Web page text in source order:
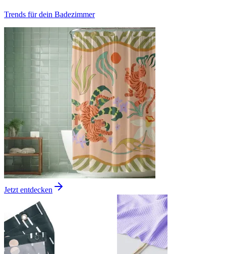
Trends für dein Badezimmer
Jetzt entdecken